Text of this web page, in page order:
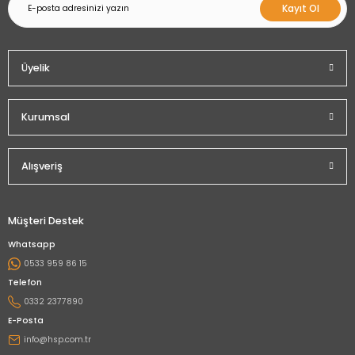
Kayıt Ol
Üyelik
Kurumsal
Alışveriş
Müşteri Destek
Whatsapp
0533 959 86 15
Telefon
0332 2377890
E-Posta
info@hsp.com.tr